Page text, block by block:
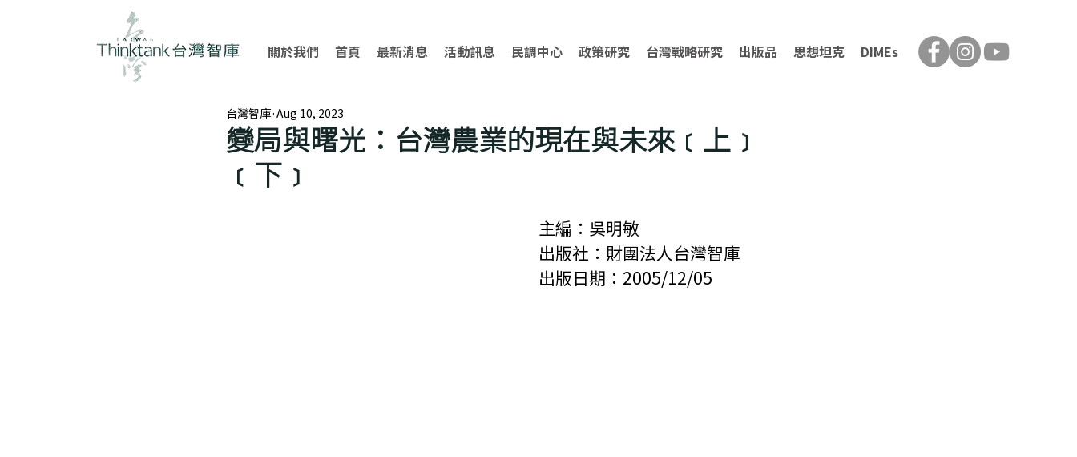
關於我們 首頁 最新消息 活動訊息 民調中心 政策研究 台灣戰略研究 出版品 思想坦克 DIMEs
變局與曙光：台灣農業的現在與未來﹝上﹞
﹝下﹞
台灣智庫 Aug 10, 2023
主編：吳明敏
出版社：財團法人台灣智庫
出版日期： 2005/12/05